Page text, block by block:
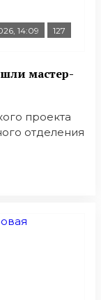
14:09 127
мастер-
проекта
отделения